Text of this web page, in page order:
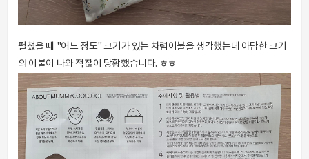
펼쳤을 때 "어느 정도" 크기가 있는 차렵이불을 생각했는데 아담한 크기
의 이불이 나와 적잖이 당황했습니다. ㅎㅎ